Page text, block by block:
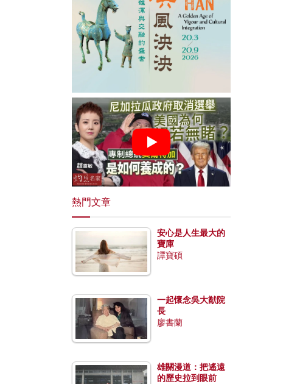
熱門文章
安心是人生最大的
寶庫
譚寶碩
一起懷念吳大猷院
長
廖書蘭
雄關漫道：把遙遠
的歷史拉到眼前